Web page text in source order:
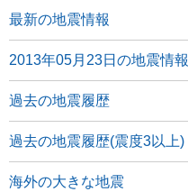
最新の地震情報
2013年05月23日の地震情報
過去の地震履歴
過去の地震履歴(震度3以上)
海外の大きな地震